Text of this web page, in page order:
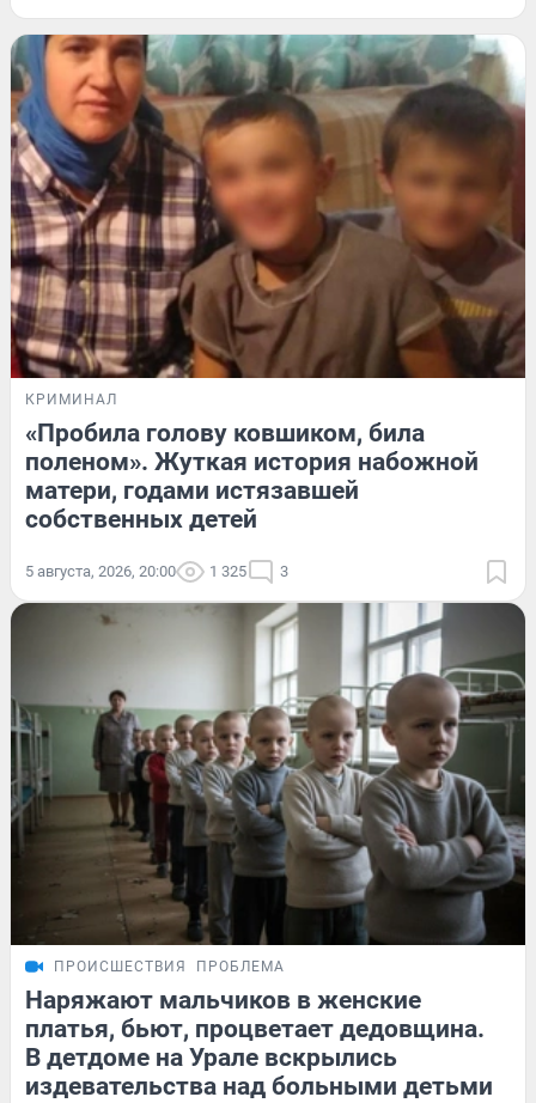
КРИМИНАЛ
«Пробила голову ковшиком, била
поленом». Жуткая история набожной
матери, годами истязавшей
собственных детей
5 августа, 2026, 20:00 1 325 3
ПРОИСШЕСТВИЯ ПРОБЛЕМА
Наряжают мальчиков в женские
платья, бьют, процветает дедовщина.
В детдоме на Урале вскрылись
издевательства над больными детьми